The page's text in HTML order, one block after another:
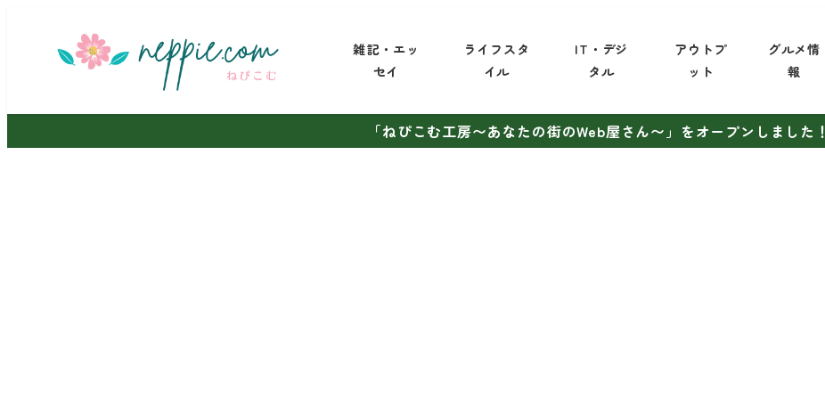
ン
テ
雑記・エッ
セイ
ライフスタ
イル
IT・デジ
タル
アウトプ
ット
グルメ情
報
「ねぴこむ工房〜あなたの街のWeb屋さん〜」をオープンしました！